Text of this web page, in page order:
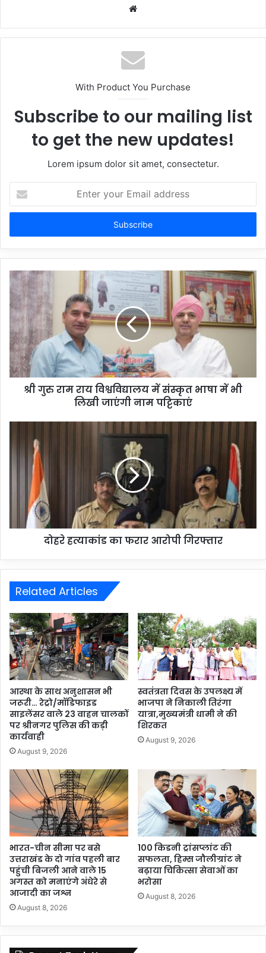
Website
With Product You Purchase
Subscribe to our mailing list
to get the new updates!
Lorem ipsum dolor sit amet, consectetur.
Enter
your
Email
श्री गुरु राम राय विश्वविद्यालय में संस्कृत भाषा में भी
लिखी जाएंगी नाम पट्टिकाएं
दोहरे हत्याकांड का फरार आरोपी गिरफ्तार
Related Articles
आस्था के साथ अनुशासन भी
जरूरी… रेट्रो/मॉडिफाइड
साइलेंसर वाले 23 वाहन चालकों
पर श्रीनगर पुलिस की कड़ी
कार्यवाही
August 9, 2026
स्वतंत्रता दिवस के उपलक्ष्य में
भाजपा ने निकाली तिरंगा
यात्रा,मुख्यमंत्री धामी ने की
शिरकत
August 9, 2026
भारत-चीन सीमा पर बसे
उत्तराखंड के दो गांव पहली बार
पहुंची बिजली आने वाले 15
अगस्त को मनाएंगे अंधेरे से
आजादी का जश्न
August 8, 2026
100 किडनी ट्रांसप्लांट की
सफलता, हिम्स जौलीग्रांट ने
बढ़ाया चिकित्सा सेवाओं का
भरोसा
August 8, 2026